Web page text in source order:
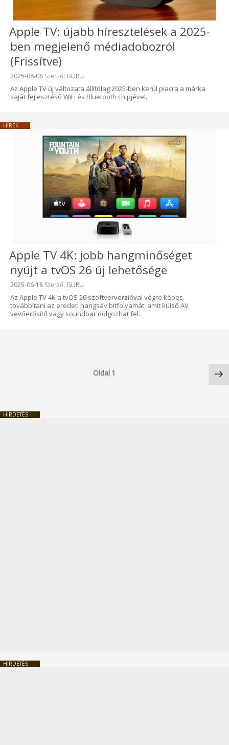
Apple TV: újabb híresztelések a 2025-
ben megjelenő médiadobozról
(Frissítve)
Beküldve:
2025-08-08 Szerző: GURU
Az Apple TV új változata állítólag 2025-ben kerül piacra a márka
saját fejlesztésű WiFi és Bluetooth chipjével.
HÍREK
Apple TV 4K: jobb hangminőséget
nyújt a tvOS 26 új lehetősége
Beküldve:
2025-06-18 Szerző: GURU
Az Apple TV 4K a tvOS 26 szoftververzióval végre képes
továbbítani az eredeti hangsáv bitfolyamát, amit külső AV
vevőerősítő vagy soundbar dolgozhat fel.
Oldal 1
HIRDETÉS
HIRDETÉS